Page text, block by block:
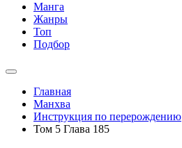
Манга
Жанры
Топ
Подбор
Главная
Манхва
Инструкция по перерождению
Том 5 Глава 185